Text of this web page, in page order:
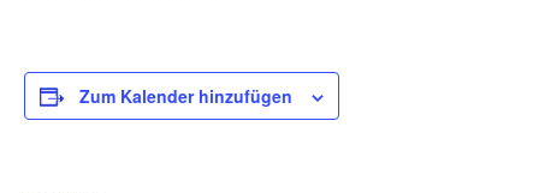
Zum Kalender hinzufügen